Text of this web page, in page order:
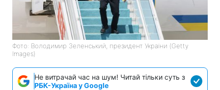
Фото: Володимир Зеленський, президент України (Getty
Images)
Не витрачай час на шум! Читай тільки суть з
РБК-Україна у Google